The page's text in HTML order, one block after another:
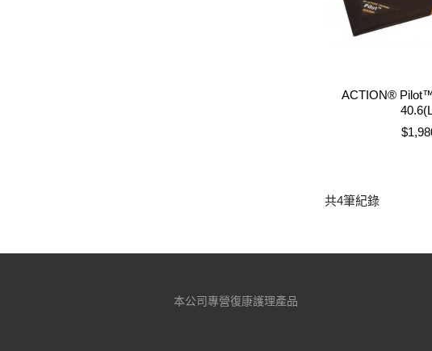
ACTION®
售價
共4筆紀錄
本公司專營復康護理產品